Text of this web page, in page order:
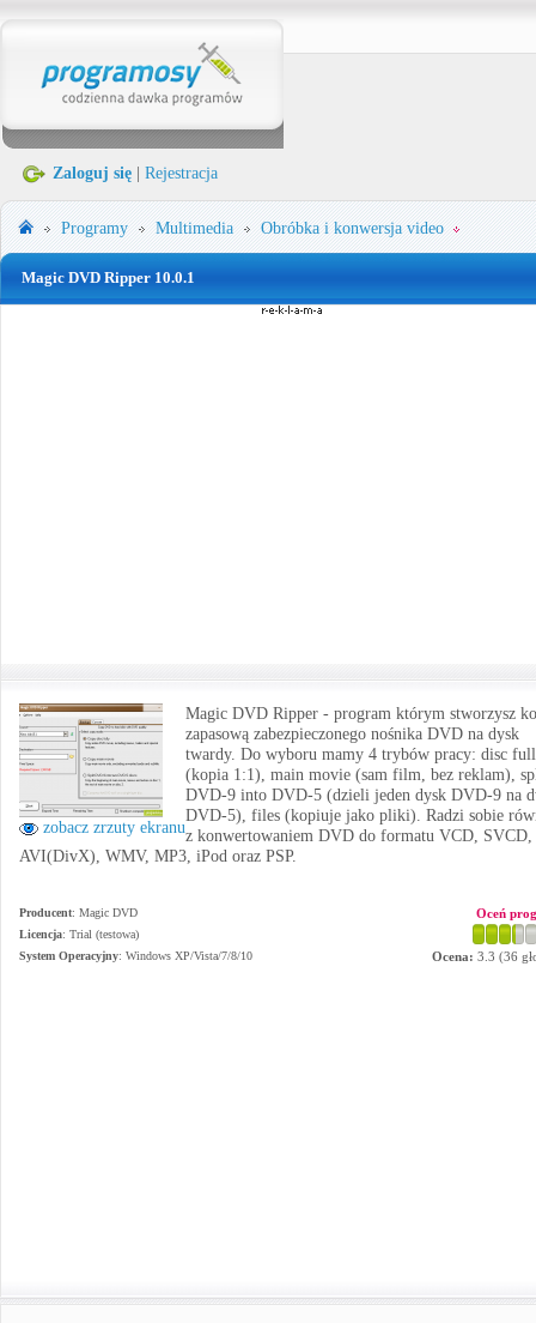
Zaloguj się Rejestracja
Programy Multimedia Obróbka i konwersja video
Magic DVD Ripper 10.0.1
zobacz zrzuty ekranu
Magic DVD Ripper - program którym stworzysz
zapasową zabezpieczonego nośnika DVD na dysk
twardy. Do wyboru mamy 4 trybów pracy: disc
(kopia 1:1), main movie (sam film, bez reklam),
DVD-9 into DVD-5 (dzieli jeden dysk DVD-9 na
DVD-5), files (kopiuje jako pliki). Radzi sobie
z konwertowaniem DVD do formatu VCD, SVCD,
AVI(DivX), WMV, MP3, iPod oraz PSP.
Producent: Magic DVD
Licencja: Trial (testowa)
System Operacyjny: Windows XP/Vista/7/8/10
Oceń
Ocena: 3.3 (36